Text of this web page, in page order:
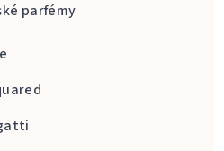
parfémy